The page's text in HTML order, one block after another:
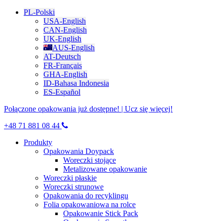
PL-Polski
USA-English
CAN-English
UK-English
AUS-English
AT-Deutsch
FR-Français
GHA-English
ID-Bahasa Indonesia
ES-Español
Połączone opakowania już dostępne! | Ucz się więcej!
+48 71 881 08 44
Produkty
Opakowania Doypack
Woreczki stojące
Metalizowane opakowanie
Woreczki płaskie
Woreczki strunowe
Opakowania do recyklingu
Folia opakowaniowa na rolce
Opakowanie Stick Pack